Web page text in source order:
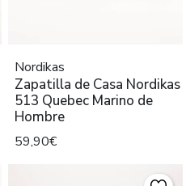
Nordikas
Zapatilla de Casa Nordikas
513 Quebec Marino de
Hombre
59,90€